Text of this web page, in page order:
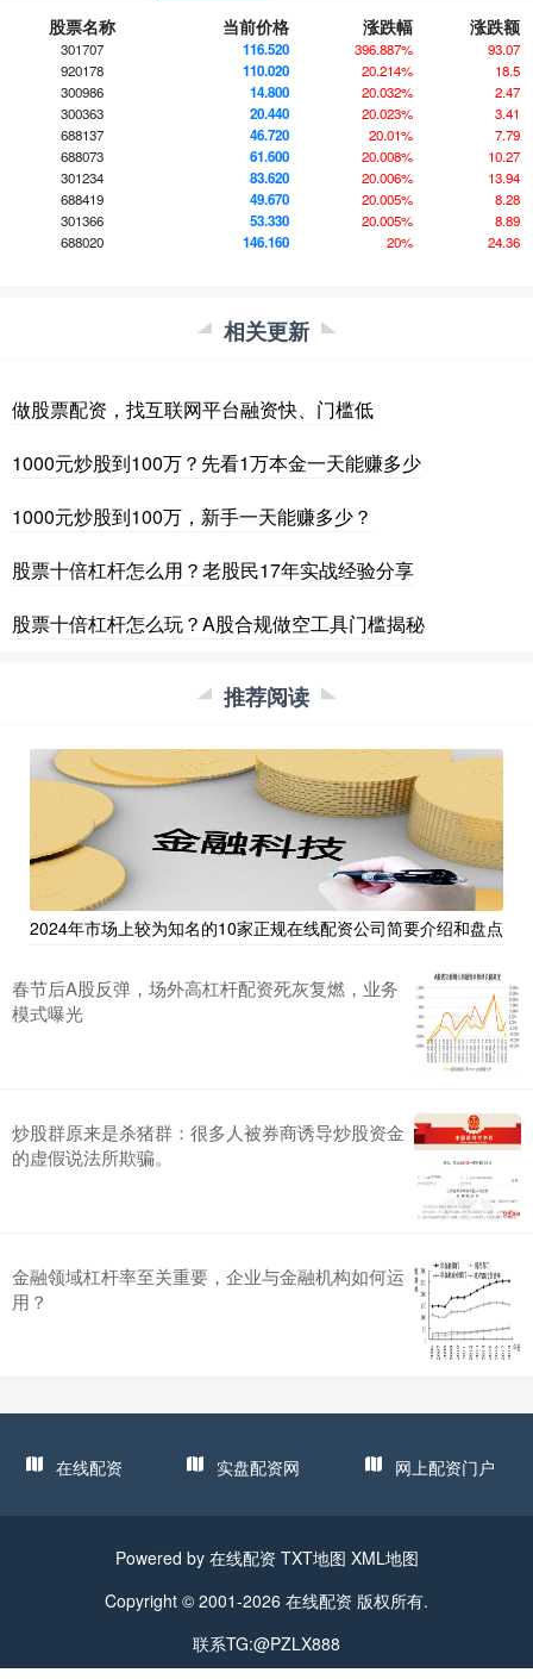
股票名称 当前价格 涨跌幅 涨跌额
301707 116.520 396.887%
93.07
920178
110.020 20.214%
18.5
300986
14.800 20.032%
2.47
300363
20.440 20.023%
3.41
688137
46.720 20.01%
7.79
688073
61.600 20.008%
10.27
301234
83.620 20.006%
13.94
688419
49.670 20.005%
8.28
301366
53.330 20.005%
8.89
688020
146.160 20% 24.36
相关更新
做股票配资，找互联网平台融资快、门槛低
1000元炒股到100万？先看1万本金一天能赚多少
1000元炒股到100万，新手一天能赚多少？
股票十倍杠杆怎么用？老股民17年实战经验分享
股票十倍杠杆怎么玩？A股合规做空工具门槛揭秘
推荐阅读
2024年市场上较为知名的10家正规在线配资公司简要介绍和盘点
春节后A股反弹，场外高杠杆配资死灰复燃，业务
模式曝光
炒股群原来是杀猪群：很多人被券商诱导炒股资金
的虚假说法所欺骗。
金融领域杠杆率至关重要，企业与金融机构如何运
用？
在线配资 实盘配资网 网上配资门户
Powered by 在线配资 TXT地图 XML地图
Copyright © 2001-2026 在线配资 版权所有.
联系TG:@PZLX888